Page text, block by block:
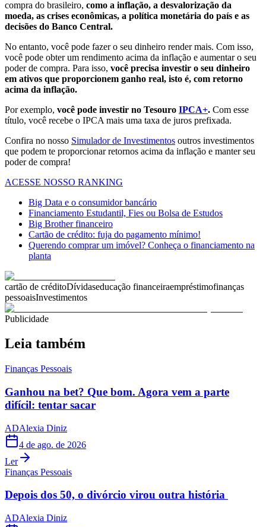
compra do brasileiro, como a inflação, a desvalorização da
moeda, as crises econômicas, a política monetária do país e as
decisões do Banco Central.
No entanto, você pode fazer o seu dinheiro render mais. Com isso,
você pode obter um rendimento acima da inflação e aumentar o seu
poder de compra. Para isso, você precisa investir o seu dinheiro
em ativos que proporcionem ganho real, isto é, com retorno
acima da inflação.
Por exemplo, você pode investir no Tesouro IPCA+. Com esse
título, você recebe o IPCA mais uma taxa de juros prefixada.
Confira no nosso Simulador de Investimentos outros investimentos
que podem te proporcionar retornos acima da inflação e manter seu
poder de compra!
ACESSE NOSSO RANKING
Big Data e o consumidor bancário
Financiamento Estudantil, Fies ou Bolsa de Estudos
Big Brother financeiro
Cartão de crédito: fuja do pagamento mínimo!
Querendo comprar um imóvel? Conheça o financiamento na
planta
cartão de créditoDívidaseducação financeiraempréstimofinanças
pessoaisInvestimentos
Publicidade
Leia também
Finanças Pessoais
Ganhou na bet? Que bom. Agora vem a parte
difícil: tentar sacar
ADAlexia Diniz
4 de ago. de 2026
Ler
Finanças Pessoais
Depois dos 50, o divórcio virou outra história
ADAlexia Diniz